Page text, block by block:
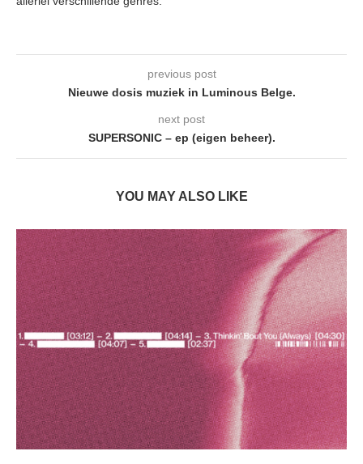
previous post
Nieuwe dosis muziek in Luminous Belge.
next post
SUPERSONIC – ep (eigen beheer).
YOU MAY ALSO LIKE